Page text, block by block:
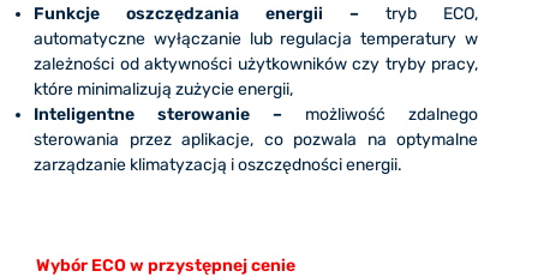
Funkcje oszczędzania energii – tryb ECO,
automatyczne wyłączanie lub regulacja temperatury w
zależności od aktywności użytkowników czy tryby pracy,
które minimalizują zużycie energii,
Inteligentne sterowanie – możliwość zdalnego
sterowania przez aplikacje, co pozwala na optymalne
zarządzanie klimatyzacją i oszczędności energii.
Wybór ECO w przystępnej cenie